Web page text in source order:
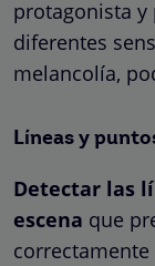
protagonista
diferentes
melancolía,
Líneas y
Detectar las
escena que